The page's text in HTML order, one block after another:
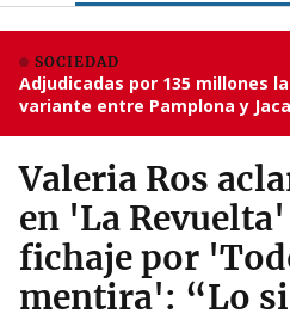
SOCIEDAD
Adjudicadas por 135 millones
variante entre Pamplona y Jaca
Valeria Ros
en 'La
fichaje por
mentira': “Lo